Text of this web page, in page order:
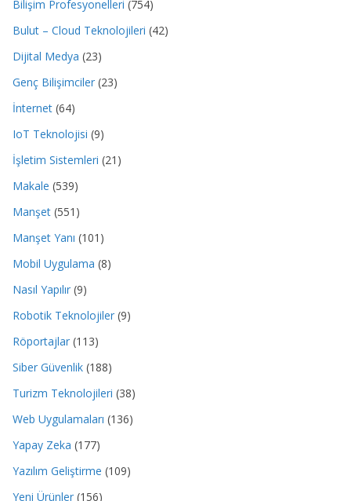
Bilişim Profesyonelleri (754)
Bulut – Cloud Teknolojileri (42)
Dijital Medya (23)
Genç Bilişimciler (23)
İnternet (64)
IoT Teknolojisi (9)
İşletim Sistemleri (21)
Makale (539)
Manşet (551)
Manşet Yanı (101)
Mobil Uygulama (8)
Nasıl Yapılır (9)
Robotik Teknolojiler (9)
Röportajlar (113)
Siber Güvenlik (188)
Turizm Teknolojileri (38)
Web Uygulamaları (136)
Yapay Zeka (177)
Yazılım Geliştirme (109)
Yeni Ürünler (156)